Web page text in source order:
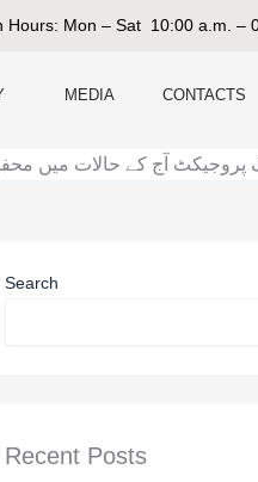
Hours: Mon – Sat 10:00 a.m. –
MEDIA CONTACTS
پروجیکٹ آج کے حالات میں
Search
Recent Posts